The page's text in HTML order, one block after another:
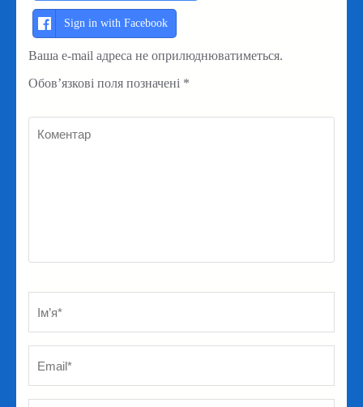
Sign in with Facebook
Ваша e-mail адреса не оприлюднюватиметься.
Обов’язкові поля позначені *
Коментар